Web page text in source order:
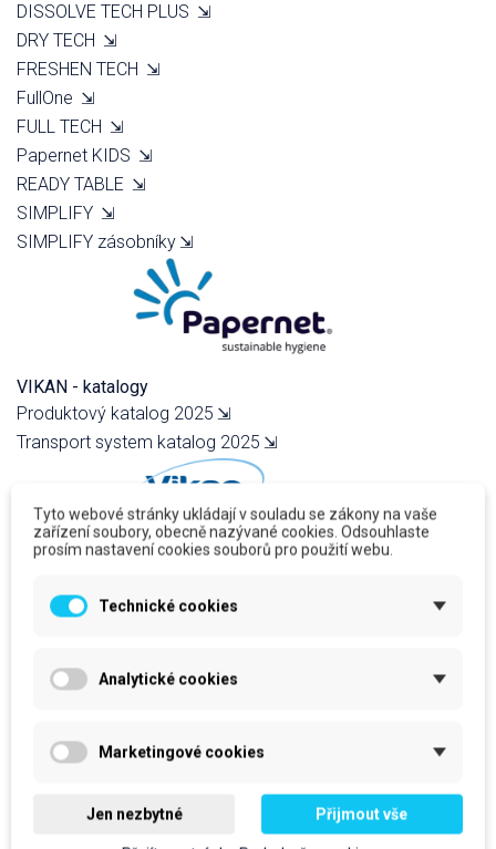
DISSOLVE TECH PLUS ⇲
DRY TECH ⇲
FRESHEN TECH ⇲
FullOne ⇲
FULL TECH ⇲
Papernet KIDS ⇲
READY TABLE ⇲
SIMPLIFY ⇲
SIMPLIFY zásobníky ⇲
VIKAN - katalogy
Produktový katalog 2025 ⇲
Transport system katalog 2025 ⇲
Produktový katalog 2025 ⇲
PLUM Safety - katalogy
Tyto webové stránky ukládají v souladu se zákony na vaše
zařízení soubory, obecně nazývané cookies. Odsouhlaste
prosím nastavení cookies souborů pro použití webu.
Technické cookies
Analytické cookies
Marketingové cookies
Jen nezbytné Přijmout vše